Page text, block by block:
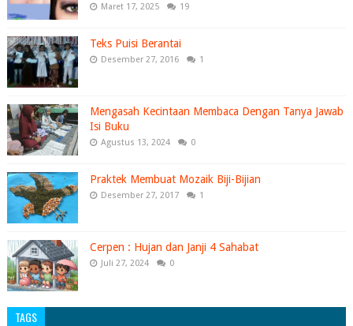
Maret 17, 2025 19
Teks Puisi Berantai
Desember 27, 2016 1
Mengasah Kecintaan Membaca Dengan Tanya Jawab
Isi Buku
Agustus 13, 2024 0
Praktek Membuat Mozaik Biji-Bijian
Desember 27, 2017 1
Cerpen : Hujan dan Janji 4 Sahabat
Juli 27, 2024 0
TAGS